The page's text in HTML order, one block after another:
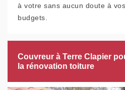
à votre sans aucun doute à
budgets.
Couvreur à Terre Clapier
la rénovation toiture